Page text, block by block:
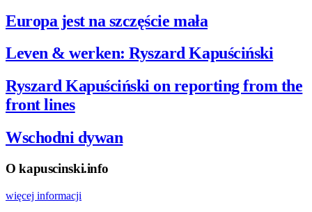
Europa jest na szczęście mała
Leven & werken: Ryszard Kapuściński
Ryszard Kapuściński on reporting from the
front lines
Wschodni dywan
O kapuscinski.info
więcej informacji